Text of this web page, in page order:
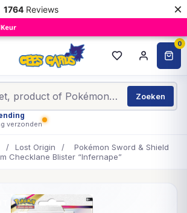
1764 Reviews ×
0
Zoeken
verzonden
/ Lost Origin /
Pokémon Sword & Shield
Checklane Blister “Infernape”